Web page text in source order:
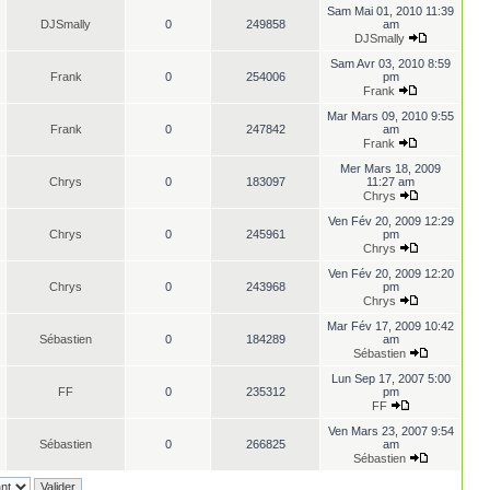
DJSmally 0 249858
Sam Mai 01, 2010 11:39
am
DJSmally
Frank 0 254006
Sam Avr 03, 2010 8:59
pm
Frank
Frank 0 247842
Mar Mars 09, 2010 9:55
am
Frank
Chrys 0 183097
Mer Mars 18, 2009
11:27 am
Chrys
Chrys 0 245961
Ven Fév 20, 2009 12:29
pm
Chrys
Chrys 0 243968
Ven Fév 20, 2009 12:20
pm
Chrys
Sébastien 0 184289
Mar Fév 17, 2009 10:42
am
Sébastien
FF 0 235312
Lun Sep 17, 2007 5:00
pm
FF
Sébastien 0 266825
Ven Mars 23, 2007 9:54
am
Sébastien